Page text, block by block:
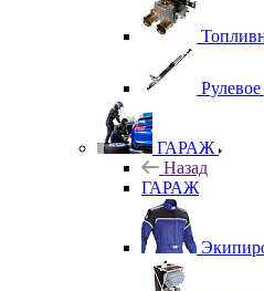
ГАРАЖ
Назад
ГАРАЖ